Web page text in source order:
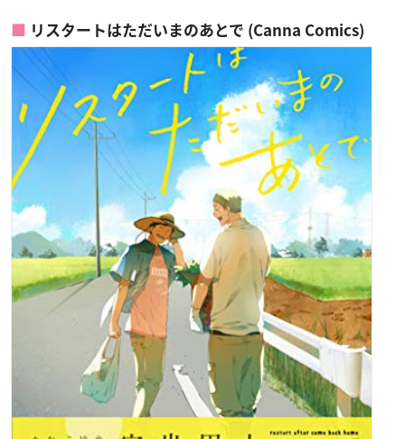
リスタートはただいまのあとで (Canna Comics)